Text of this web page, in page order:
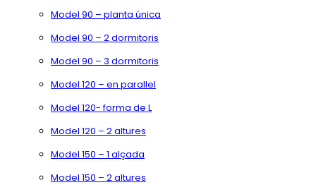
Model 90 – planta única
Model 90 – 2 dormitoris
Model 90 – 3 dormitoris
Model 120 – en parallel
Model 120- forma de L
Model 120 – 2 altures
Model 150 – 1 alçada
Model 150 – 2 altures